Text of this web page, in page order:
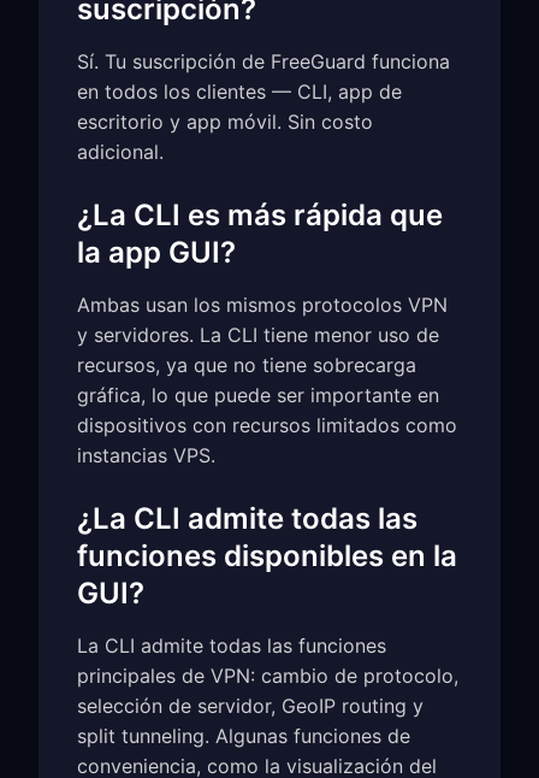
suscripción?
Sí. Tu suscripción de FreeGuard funciona
en todos los clientes — CLI, app de
escritorio y app móvil. Sin costo
adicional.
¿La CLI es más rápida que
la app GUI?
Ambas usan los mismos protocolos VPN
y servidores. La CLI tiene menor uso de
recursos, ya que no tiene sobrecarga
gráfica, lo que puede ser importante en
dispositivos con recursos limitados como
instancias VPS.
¿La CLI admite todas las
funciones disponibles en la
GUI?
La CLI admite todas las funciones
principales de VPN: cambio de protocolo,
selección de servidor, GeoIP routing y
split tunneling. Algunas funciones de
conveniencia, como la visualización del